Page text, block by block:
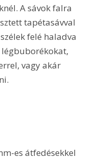
A sávok falra
tapétasávval
felé haladva
vagy akár
es átfedésekkel